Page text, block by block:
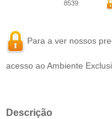
8539
Para a ver nossos
acesso ao Ambiente
Descrição